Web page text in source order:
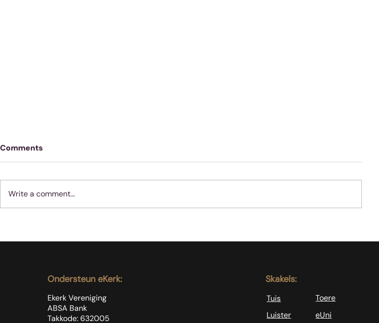
Comments
Write a comment...
Ondersteun eKerk:
Ekerk Vereniging
ABSA Bank
Takkode: 632005
Skakels:
Tuis
Toere
Luister
eUni